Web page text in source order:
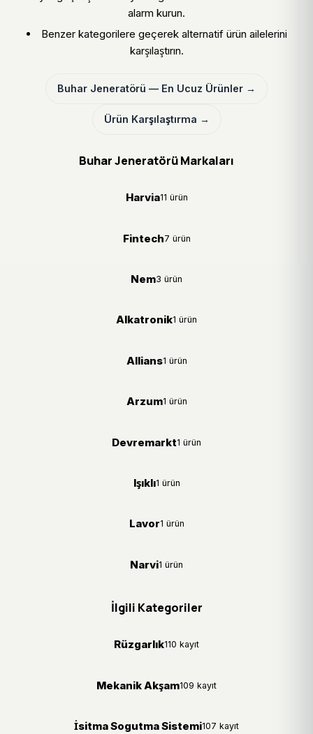
alarm kurun.
Benzer kategorilere geçerek alternatif ürün ailelerini
karşılaştırın.
Buhar Jeneratörü — En Ucuz Ürünler →
Ürün Karşılaştırma →
Buhar Jeneratörü Markaları
Harvia11 ürün
Fintech7 ürün
Nem3 ürün
Alkatronik1 ürün
Allians1 ürün
Arzum1 ürün
Devremarkt1 ürün
Işıklı1 ürün
Lavor1 ürün
Narvi1 ürün
İlgili Kategoriler
Rüzgarlık110 kayıt
Mekanik Akşam109 kayıt
İsitma Sogutma Sistemi107 kayıt